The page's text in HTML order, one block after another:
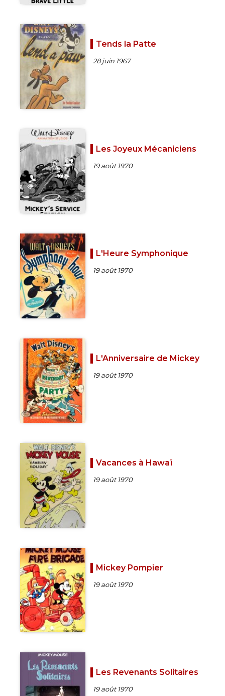
Tends la Patte
28 juin 1967
Les Joyeux Mécaniciens
19 août 1970
L'Heure Symphonique
19 août 1970
L'Anniversaire de Mickey
19 août 1970
Vacances à Hawaï
19 août 1970
Mickey Pompier
19 août 1970
Les Revenants Solitaires
19 août 1970